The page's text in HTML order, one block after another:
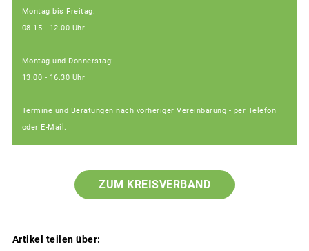
Montag bis Freitag:
08.15 - 12.00 Uhr
Montag und Donnerstag:
13.00 - 16.30 Uhr
Termine und Beratungen nach vorheriger Vereinbarung - per Telefon
oder E-Mail.
ZUM KREISVERBAND
Artikel teilen über: